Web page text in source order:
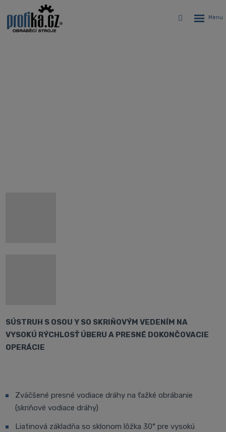
Vyhledávání
SÚSTRUH S OSOU Y SO SKRIŇOVÝM VEDENÍM NA
VYSOKÚ RÝCHLOSŤ ÚBERU A PRESNÉ DOKONČOVACIE
OPERÁCIE
Zväčšené presné vodiace dráhy na ťažké obrábanie
(skriňové vodiace dráhy)
Liatinová základňa so sklonom lôžka 30° pre vysokú